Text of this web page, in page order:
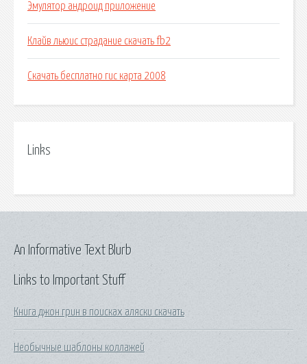
Эмулятор андроид приложение
Клайв льюис страдание скачать fb2
Скачать бесплатно гис карта 2008
Links
Links to Important Stuff
Книга джон грин в поисках аляски скачать
Необычные шаблоны коллажей
An Informative Text Blurb